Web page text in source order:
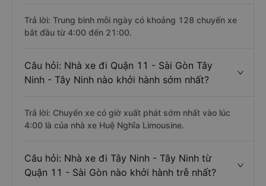
Trả lời: Trung bình mỗi ngày có khoảng 128 chuyến xe
bắt đầu từ 4:00 đến 21:00.
Câu hỏi: Nhà xe đi Quận 11 - Sài Gòn Tây
Ninh - Tây Ninh nào khởi hành sớm nhất?
Trả lời: Chuyến xe có giờ xuất phát sớm nhất vào lúc
4:00 là của nhà xe Huệ Nghĩa Limousine.
Câu hỏi: Nhà xe đi Tây Ninh - Tây Ninh từ
Quận 11 - Sài Gòn nào khởi hành trễ nhất?